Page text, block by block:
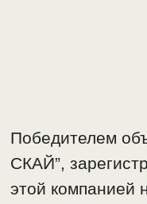
Победителем
СКАЙ”,
этой компанией